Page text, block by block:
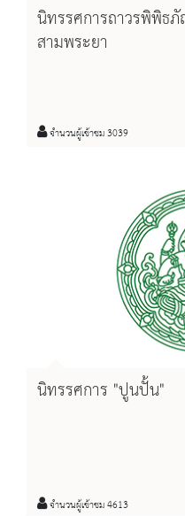
นิทรรศการถาวรพิพิธ
สามพระยา
จำนวนผู้เข้าชม 3039
นิทรรศการ "ปูนปั้น"
จำนวนผู้เข้าชม 4613